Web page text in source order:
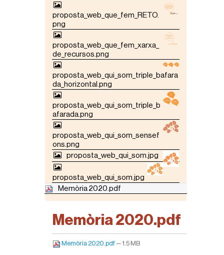
proposta_web_que_fem_RETO.
png
proposta_web_que_fem_xarxa_
de_recursos.png
proposta_web_qui_som_triple_bafara
da_horizontal.png
proposta_web_qui_som_triple_b
afarada.png
proposta_web_qui_som_sensef
ons.png
proposta_web_qui_som.jpg
proposta_web_qui_som.jpg
Memòria 2020.pdf
Memòria 2020.pdf
Memòria 2020.pdf— 1.5 MB